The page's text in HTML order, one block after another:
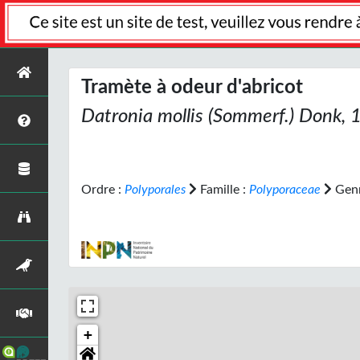
Tramète à odeur d'abricot
Datronia mollis (Sommerf.) Donk,
Ordre : Polyporales Famille : Polyporaceae
+